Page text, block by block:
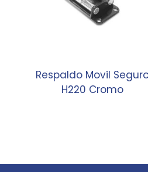
Respaldo Movil
H220 Cromo